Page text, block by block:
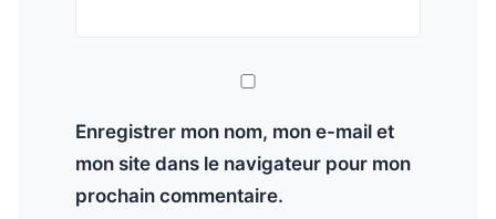
Enregistrer mon nom, mon e-mail et
mon site dans le navigateur pour mon
prochain commentaire.